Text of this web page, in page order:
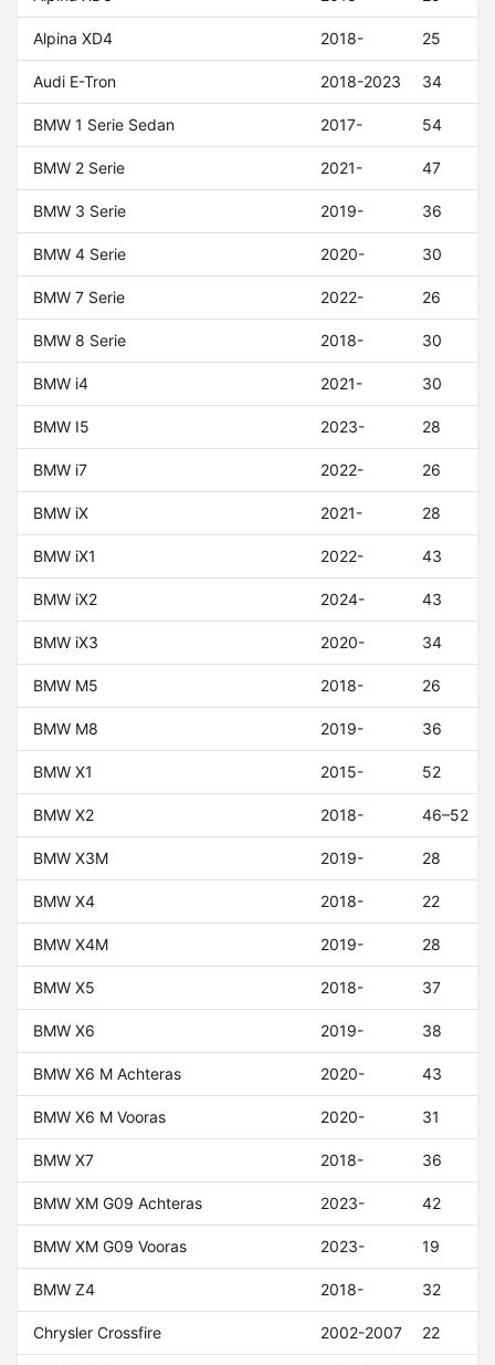
Alpina XD4 2018- 25
Audi E-Tron 2018-2023 34
BMW 1 Serie Sedan 2017- 54
BMW 2 Serie 2021- 47
BMW 3 Serie 2019- 36
BMW 4 Serie 2020- 30
BMW 7 Serie 2022- 26
BMW 8 Serie 2018- 30
BMW i4 2021- 30
BMW I5 2023- 28
BMW i7 2022- 26
BMW iX 2021- 28
BMW iX1 2022- 43
BMW iX2 2024- 43
BMW iX3 2020- 34
BMW M5 2018- 26
BMW M8 2019- 36
BMW X1 2015- 52
BMW X2 2018- 46–52
BMW X3M 2019- 28
BMW X4 2018- 22
BMW X4M 2019- 28
BMW X5 2018- 37
BMW X6 2019- 38
BMW X6 M Achteras 2020- 43
BMW X6 M Vooras 2020- 31
BMW X7 2018- 36
BMW XM G09 Achteras 2023- 42
BMW XM G09 Vooras 2023- 19
BMW Z4 2018- 32
Chrysler Crossfire 2002-2007 22